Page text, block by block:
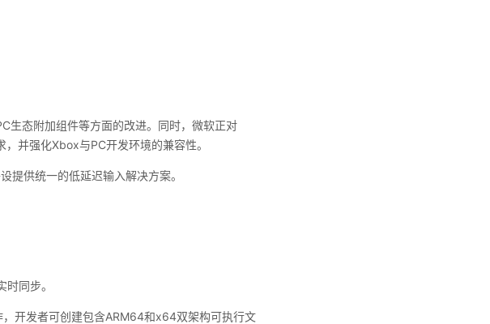
生态附加组件等方面的改进。同时，微软正对
并强化Xbox与PC开发环境的兼容性。
提供统一的低延迟输入解决方案。
同步。
开发者可创建包含ARM64和x64双架构可执行文